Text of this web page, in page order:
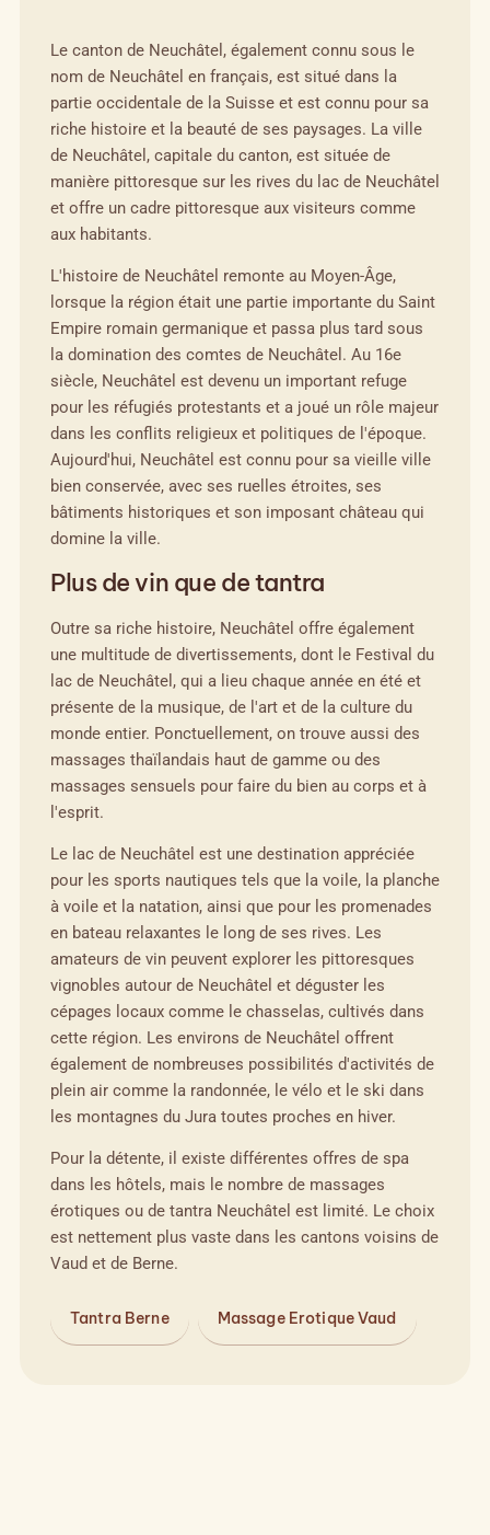
Le canton de Neuchâtel, également connu sous le
nom de Neuchâtel en français, est situé dans la
partie occidentale de la Suisse et est connu pour sa
riche histoire et la beauté de ses paysages. La ville
de Neuchâtel, capitale du canton, est située de
manière pittoresque sur les rives du lac de Neuchâtel
et offre un cadre pittoresque aux visiteurs comme
aux habitants.
L'histoire de Neuchâtel remonte au Moyen-Âge,
lorsque la région était une partie importante du Saint
Empire romain germanique et passa plus tard sous
la domination des comtes de Neuchâtel. Au 16e
siècle, Neuchâtel est devenu un important refuge
pour les réfugiés protestants et a joué un rôle majeur
dans les conflits religieux et politiques de l'époque.
Aujourd'hui, Neuchâtel est connu pour sa vieille ville
bien conservée, avec ses ruelles étroites, ses
bâtiments historiques et son imposant château qui
domine la ville.
Plus de vin que de tantra
Outre sa riche histoire, Neuchâtel offre également
une multitude de divertissements, dont le Festival du
lac de Neuchâtel, qui a lieu chaque année en été et
présente de la musique, de l'art et de la culture du
monde entier. Ponctuellement, on trouve aussi des
massages thaïlandais haut de gamme ou des
massages sensuels pour faire du bien au corps et à
l'esprit.
Le lac de Neuchâtel est une destination appréciée
pour les sports nautiques tels que la voile, la planche
à voile et la natation, ainsi que pour les promenades
en bateau relaxantes le long de ses rives. Les
amateurs de vin peuvent explorer les pittoresques
vignobles autour de Neuchâtel et déguster les
cépages locaux comme le chasselas, cultivés dans
cette région. Les environs de Neuchâtel offrent
également de nombreuses possibilités d'activités de
plein air comme la randonnée, le vélo et le ski dans
les montagnes du Jura toutes proches en hiver.
Pour la détente, il existe différentes offres de spa
dans les hôtels, mais le nombre de massages
érotiques ou de tantra Neuchâtel est limité. Le choix
est nettement plus vaste dans les cantons voisins de
Vaud et de Berne.
Tantra Berne Massage Erotique Vaud